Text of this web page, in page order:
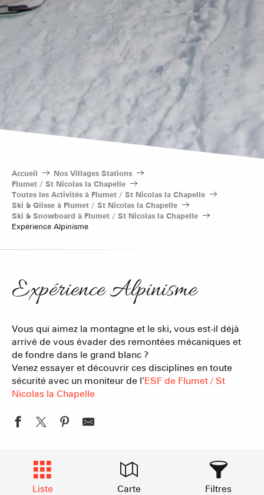
Accueil
Nos Villages Stations
Flumet / St Nicolas la Chapelle
Toutes les Activités à Flumet / St Nicolas la Chapelle
Ski & Glisse à Flumet / St Nicolas la Chapelle
Ski & Snowboard à Flumet / St Nicolas la Chapelle
Expérience Alpinisme
Expérience Alpinisme
Vous qui aimez la montagne et le ski, vous est-il déjà
arrivé de vous évader des remontées mécaniques et
de fondre dans le grand blanc ?
Venez essayer et découvrir ces disciplines en toute
sécurité avec un moniteur de l’ESF de Flumet / St
Nicolas la Chapelle
Liste Carte Filtres